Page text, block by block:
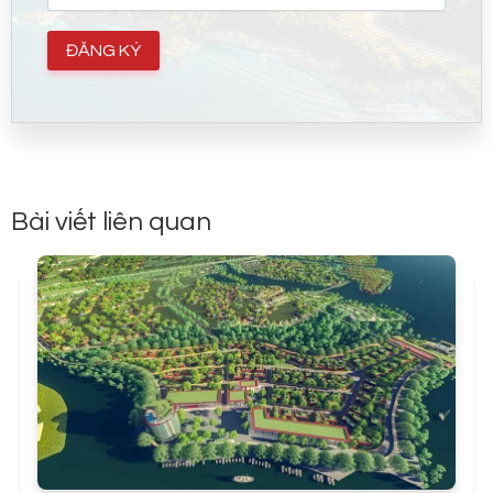
đồng
Gói nghỉ dưỡng 5 sao trị giá gần 100 triệu đồng
Miễn phí quản lý 1 năm đầu tiên
Sự kết hợp của những “ông lớn” trong lĩnh vực bất động
sản và xây dựng giúp La Tiên Villa có nền tảng vững
chắc, đảm bảo chất lượng và giá trị bền vững.
Tiềm năng đầu tư La Tiên Villa Nha
Trang
Vị trí hiếm có:Quỹ đất ven biển trung tâm Nha Trang
ngày càng khan hiếm, đặc biệt tại khu vực Bãi Tiên.
Thiết kế độc đáo:Biệt thự “biết thở” – tối ưu khí hậu,
hòa quyện thiên nhiên, khác biệt hoàn toàn với các dự
án khác.
Bài viết liên quan